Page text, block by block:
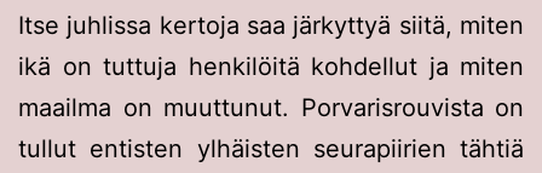
Itse juhlissa kertoja saa järkyttyä siitä, miten
ikä on tuttuja henkilöitä kohdellut ja miten
maailma on muuttunut. Porvarisrouvista on
tullut entisten ylhäisten seurapiirien tähtiä